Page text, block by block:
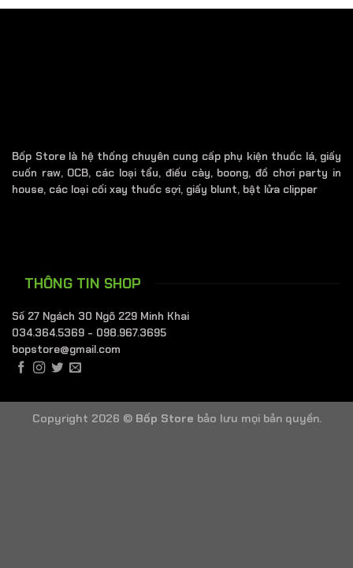
Bốp Store là hệ thống chuyên cung cấp phụ kiện thuốc lá, giấy
cuốn raw, OCB, các loại tẩu, điếu cày, boong, đồ chơi party in
house, các loại cối xay thuốc sợi, giấy blunt, bật lửa clipper
THÔNG TIN SHOP
Số 27 Ngách 30 Ngõ 229 Minh Khai
034.364.5369 - 098.967.3695
bopstore@gmail.com
Copyright 2026 © Bốp Store bảo lưu mọi bản quyền.